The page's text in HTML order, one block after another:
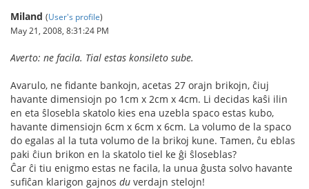
Miland (User's profile)
May 21, 2008, 8:31:24 PM
Averto: ne facila. Tial estas konsileto sube.
Avarulo, ne fidante bankojn, acetas 27 orajn brikojn, ĉiuj
havante dimensiojn po 1cm x 2cm x 4cm. Li decidas kaŝi ilin
en eta ŝlosebla skatolo kies ena uzebla spaco estas kubo,
havante dimensiojn 6cm x 6cm x 6cm. La volumo de la spaco
do egalas al la tuta volumo de la brikoj kune. Tamen, ĉu eblas
paki ĉiun brikon en la skatolo tiel ke ĝi ŝloseblas?
Ĉar ĉi tiu enigmo estas ne facila, la unua ĝusta solvo havante
sufiĉan klarigon gajnos du verdajn stelojn!